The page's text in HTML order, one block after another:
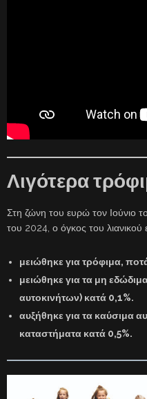
Λιγότερα
Στη ζώνη του ευρώ τον Ιούνιο
του 2024, ο όγκος του λιανικού
μειώθηκε για τρόφιμα,
μειώθηκε για τα μη
αυτοκινήτων) κατά 0,1%.
αυξήθηκε για τα καύσιμα
καταστήματα κατά 0,5%.